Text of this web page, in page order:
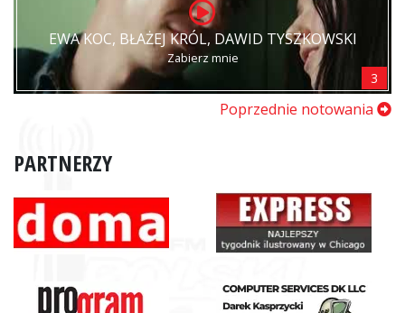
EWA KOC, BŁAŻEJ KRÓL, DAWID TYSZKOWSKI
Zabierz mnie
3
Poprzednie notowania
PARTNERZY